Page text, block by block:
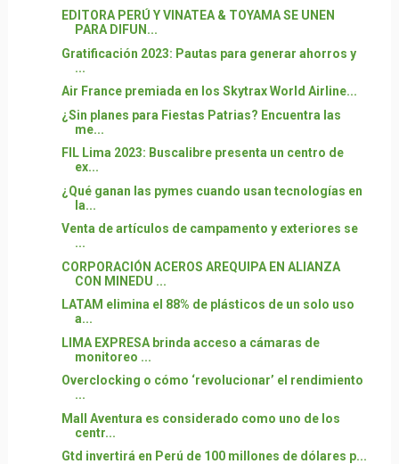
EDITORA PERÚ Y VINATEA & TOYAMA SE UNEN
PARA DIFUN...
Gratificación 2023: Pautas para generar ahorros y
...
Air France premiada en los Skytrax World Airline...
¿Sin planes para Fiestas Patrias? Encuentra las
me...
FIL Lima 2023: Buscalibre presenta un centro de
ex...
¿Qué ganan las pymes cuando usan tecnologías en
la...
Venta de artículos de campamento y exteriores se
...
CORPORACIÓN ACEROS AREQUIPA EN ALIANZA
CON MINEDU ...
LATAM elimina el 88% de plásticos de un solo uso
a...
LIMA EXPRESA brinda acceso a cámaras de
monitoreo ...
Overclocking o cómo ‘revolucionar’ el rendimiento
...
Mall Aventura es considerado como uno de los
centr...
Gtd invertirá en Perú de 100 millones de dólares p...